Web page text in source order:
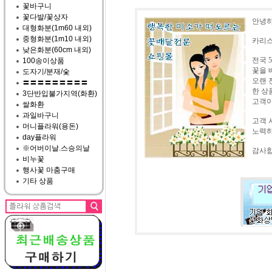
꽃바구니
꽃다발/꽃상자
대형화분(1m60 내외)
중형화분(1m10 내외)
낮은화분(60cm 내외)
100송이상품
도자기/분재/숯
〓〓〓〓〓〓〓〓〓
3단반입불가지역(화환)
쌀화환
과일바구니
머니플라워(용돈)
day플라워
※어버이날.스승의날
비누꽃
행사꽃 마춤구매
기타 상품
안녕
카리
전국
꽃을
오랜
한 상
고객
고객
노력
감사